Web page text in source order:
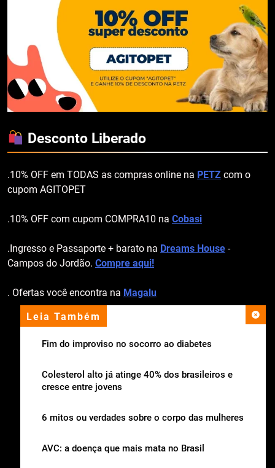
Leia Também
Fim do improviso no socorro ao diabetes
Colesterol alto já atinge 40% dos brasileiros e
cresce entre jovens
6 mitos ou verdades sobre o corpo das mulheres
AVC: a doença que mais mata no Brasil
Desconto Liberado
.10% OFF em TODAS as compras online na PETZ com o
cupom AGITOPET
.10% OFF com cupom COMPRA10 na Cobasi
.Ingresso e Passaporte + barato na Dreams House -
Campos do Jordão. Compre aqui!
. Ofertas você encontra na Magalu
apoio institucional